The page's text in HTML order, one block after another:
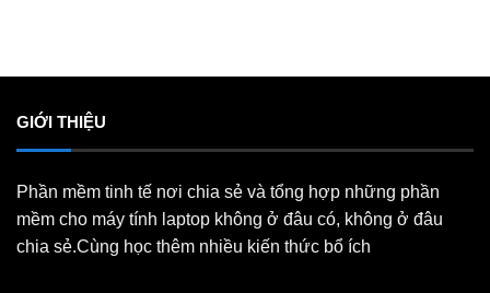
GIỚI THIỆU
Phần mềm tinh tế nơi chia sẻ và tổng hợp những phần
mềm cho máy tính laptop không ở đâu có, không ở đâu
chia sẻ.Cùng học thêm nhiều kiến thức bổ ích